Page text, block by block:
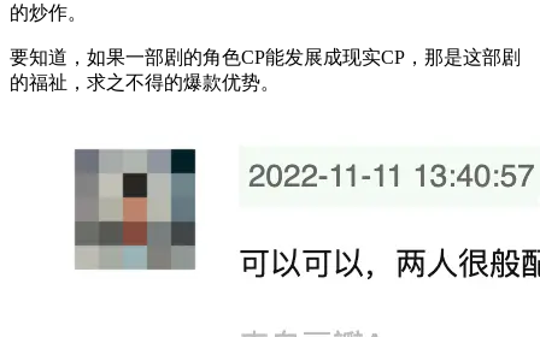
的炒作。
要知道，如果一部剧的角色CP能发展成现实CP，那是这部剧
的福祉，求之不得的爆款优势。